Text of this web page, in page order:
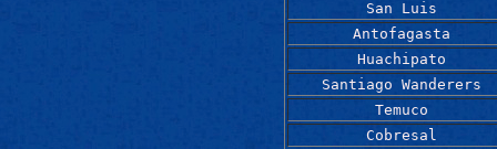
San Luis
Antofagasta
Huachipato
Santiago Wanderers
Temuco
Cobresal